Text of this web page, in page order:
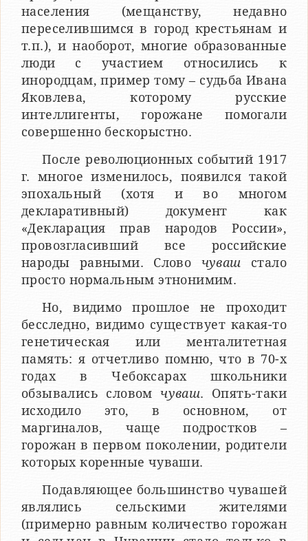
населения (мещанству, недавно
переселившимся в город крестьянам и
т.п.), и наоборот, многие образованные
люди с участием относились к
инородцам, пример тому – судьба Ивана
Яковлева, которому русские
интеллигенты, горожане помогали
совершенно бескорыстно.
После революционных событий 1917
г. многое изменилось, появился такой
эпохальный (хотя и во многом
декларативный) документ как
«Декларация прав народов России»,
провозгласивший все российские
народы равными. Слово чуваш стало
просто нормальным этнонимим.
Но, видимо прошлое не проходит
бесследно, видимо существует какая-то
генетическая или менталитетная
память: я отчетливо помню, что в 70-х
годах в Чебоксарах школьники
обзывались словомчуваш. Опять-таки
исходило это, в основном, от
маргиналов, чаще подростков –
горожан в первом поколении, родители
которых коренные чуваши.
Подавляющее большинство чувашей
являлись сельскими жителями
(примерно равным количество горожан